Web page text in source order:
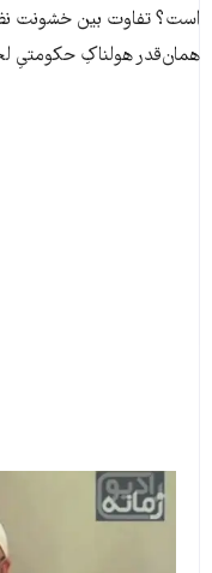
است؟ تفاوت بین خشونت
همان‌قدر هولناکِ حکومتیِ